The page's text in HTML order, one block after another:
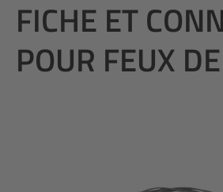
FICHE ET
POUR FEUX